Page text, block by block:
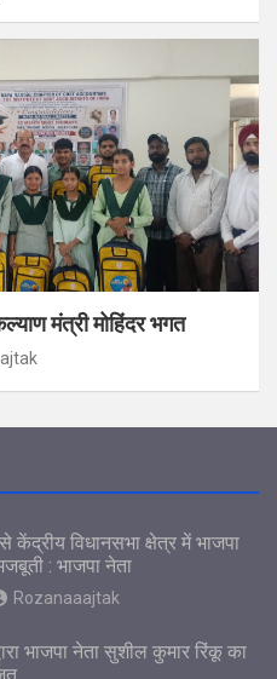
मंत्री मोहिंदर भगत
केंद्रीय विधानसभा क्षेत्र में भाजपा
: भाजपा नेता
Rozanaaajtak
भाजपा नेता सुशील कुमार रिंकू का